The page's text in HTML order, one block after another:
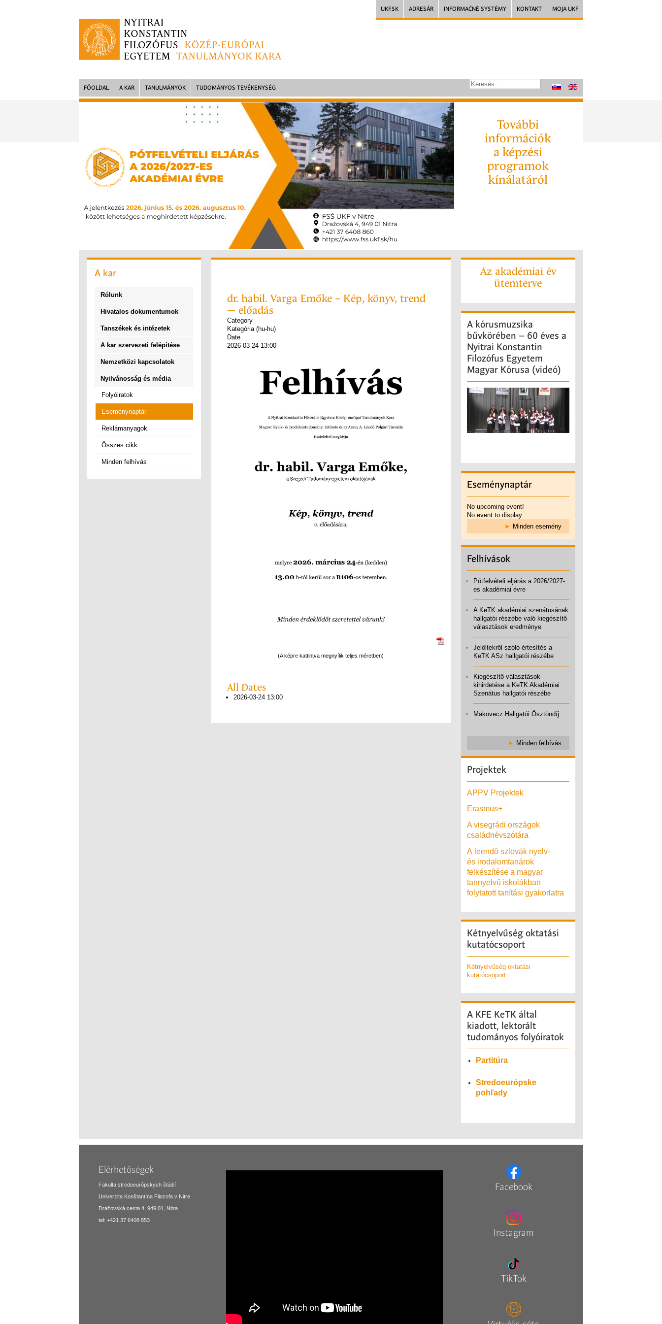
UKF.SK ADRESÁR INFORMAČNÉ SYSTÉMY KONTAKT MOJA UKF
FŐOLDAL A KAR TANULMÁNYOK TUDOMÁNYOS TEVÉKENYSÉG
További
információk
a képzési
programok
kínálatáról
A kar
Rólunk
Hivatalos dokumentumok
Tanszékek és intézetek
A kar szervezeti felépítése
Nemzetközi kapcsolatok
Nyilvánosság és média
Folyóiratok
Eseménynaptár
Reklámanyagok
Összes cikk
Minden felhívás
dr. habil. Varga Emőke – Kép, könyv, trend
— előadás
Category
Kategória (hu-hu)
Date
2026-03-24 13:00
(A képre kattintva megnyílik teljes méretben)
All Dates
2026-03-24 13:00
Az akadémiai év
ütemterve
Akórusmuzsika
bűvkörében – 60 éves a
Nyitrai Konstantin
Filozófus Egyetem
Magyar Kórusa (videó)
Eseménynaptár
No upcoming event!
No event to display
► Minden esemény
Felhívások
Pótfelvételi eljárás a 2026/2027-
es akadémiai évre
A KeTK akadémiai szenátusának
hallgatói részébe való kiegészítő
választások eredménye
Jelöltekről szóló értesítés a
KeTK ASz hallgatói részébe
Kiegészítő választások
kihirdetése a KeTK Akadémiai
Szenátus hallgatói részébe
Makovecz Hallgatói Ösztöndíj
► Minden felhívás
Projektek
APPV Projektek
Erasmus+
A visegrádi országok
családnévszótára
A leendő szlovák nyelv-
és irodalomtanárok
felkészítése a magyar
tannyelvű iskolákban
folytatott tanítási gyakorlatra
Kétnyelvűségoktatási
kutatócsoport
Kétnyelvűség oktatási
kutatócsoport
AKFE KeTK által
kiadott, lektorált
tudományos folyóiratok
Partitúra
Stredoeurópske
pohľady
Elérhetőségek
Fakulta stredoeurópskych štúdií
Univerzita Konštantína Filozofa v Nitre
Dražovská cesta 4, 949 01, Nitra
tel: +421 37 6408 853
Facebook
Instagram
TikTok